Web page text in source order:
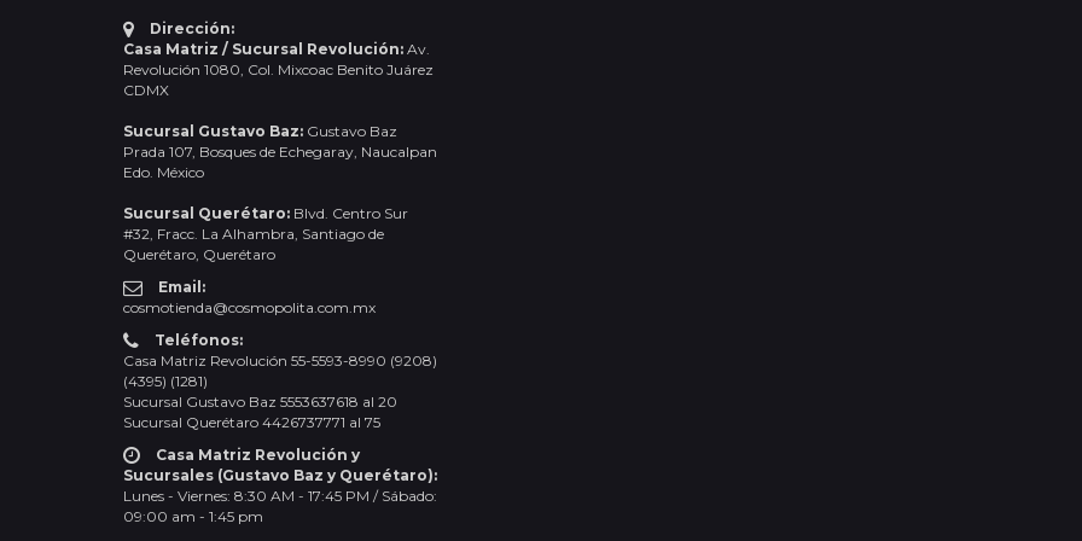
Dirección:
Casa Matriz / Sucursal Revolución: Av.
Revolución 1080, Col. Mixcoac Benito Juárez
CDMX
Sucursal Gustavo Baz: Gustavo Baz
Prada 107, Bosques de Echegaray, Naucalpan
Edo. México
Sucursal Querétaro: Blvd. Centro Sur
#32, Fracc. La Alhambra, Santiago de
Querétaro, Querétaro
Email:
cosmotienda@cosmopolita.com.mx
Teléfonos:
Casa Matriz Revolución 55-5593-8990 (9208)
(4395) (1281)
Sucursal Gustavo Baz 5553637618 al 20
Sucursal Querétaro 4426737771 al 75
Casa Matriz Revolución y
Sucursales (Gustavo Baz y Querétaro):
Lunes - Viernes: 8:30 AM - 17:45 PM / Sábado:
09:00 am - 1:45 pm